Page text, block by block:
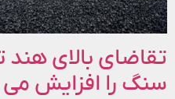
تقاضای بالای هند
سنگ را افزایش